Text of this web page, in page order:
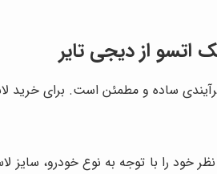
اتسو از دیجی تایر
ساده و مطمئن است. برای خرید
نظر خود را با توجه به نوع خودرو،